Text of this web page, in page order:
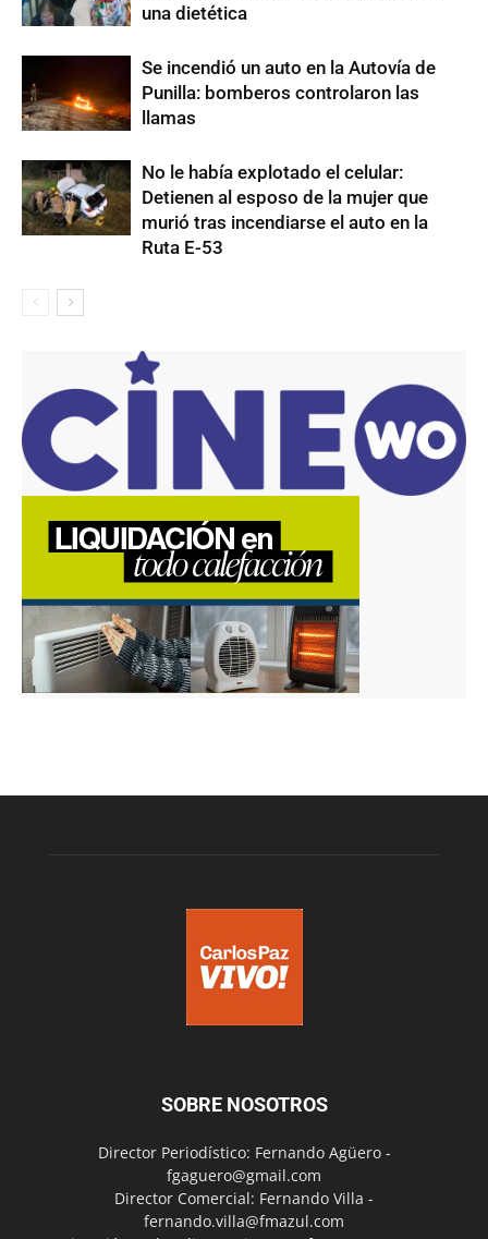
una dietética
Se incendió un auto en la Autovía de
Punilla: bomberos controlaron las
llamas
No le había explotado el celular:
Detienen al esposo de la mujer que
murió tras incendiarse el auto en la
Ruta E-53
SOBRE NOSOTROS
Director Periodístico: Fernando Agüero -
fgaguero@gmail.com
Director Comercial: Fernando Villa -
fernando.villa@fmazul.com